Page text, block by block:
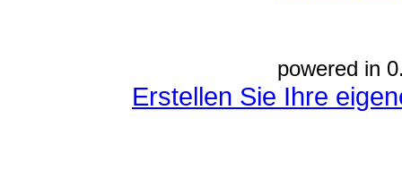
powered in
Erstellen Sie Ihre